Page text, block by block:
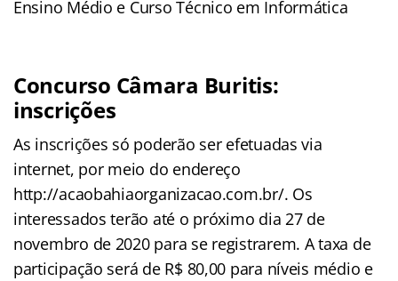
Ensino Médio e Curso Técnico em Informática
Concurso Câmara Buritis:
inscrições
As inscrições só poderão ser efetuadas via
internet, por meio do endereço
http://acaobahiaorganizacao.com.br/. Os
interessados terão até o próximo dia 27 de
novembro de 2020 para se registrarem. A taxa de
participação será de R$ 80,00 para níveis médio e